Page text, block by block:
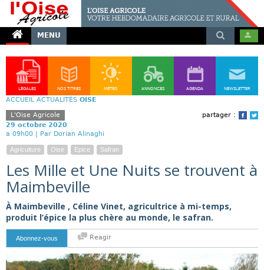
MENU
LÉGALES NOS TITRES MÉTÉO ANNONCES AGENDA NEWSLETTER
ACCUEIL ACTUALITÉS OISE
partager :
L'Oise Agricole
29 octobre 2020
a 09h00 | Par Dorian Alinaghi
Agriculture Oise Epice Safran
Les Mille et Une Nuits se trouvent à
Maimbeville
À Maimbeville , Céline Vinet, agricultrice à mi-temps,
produit l’épice la plus chère au monde, le safran.
Abonnez-vous Reagir